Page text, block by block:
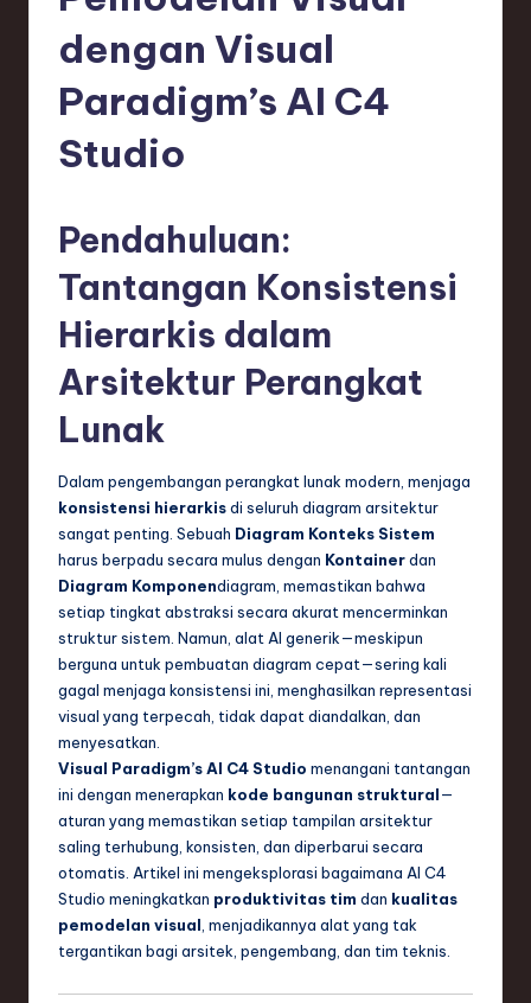
si
in
S
o
w
dengan Visual
Paradigm’s AI C4
Studio
Pendahuluan:
Tantangan Konsistensi
Hierarkis dalam
Arsitektur Perangkat
Lunak
Dalam pengembangan perangkat lunak modern, menjaga
konsistensi hierarkisdi seluruh diagram arsitektur
sangat penting. Sebuah Diagram Konteks Sistem
harus berpadu secara mulus dengan Kontainerdan
Diagram Komponendiagram, memastikan bahwa
setiap tingkat abstraksi secara akurat mencerminkan
struktur sistem. Namun, alat AI generik—meskipun
berguna untuk pembuatan diagram cepat—sering kali
gagal menjaga konsistensi ini, menghasilkan representasi
visual yang terpecah, tidak dapat diandalkan, dan
menyesatkan.
Visual Paradigm’s AI C4 Studio menangani tantangan
ini dengan menerapkan kode bangunan struktural—
aturan yang memastikan setiap tampilan arsitektur
saling terhubung, konsisten, dan diperbarui secara
otomatis. Artikel ini mengeksplorasi bagaimana AI C4
Studio meningkatkan produktivitas tim dan kualitas
pemodelan visual , menjadikannya alat yang tak
tergantikan bagi arsitek, pengembang, dan tim teknis.